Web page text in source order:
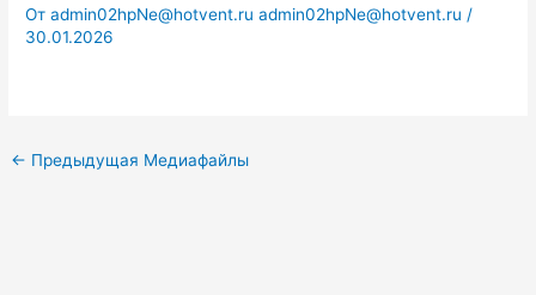
Отadmin02hpNe@hotvent.ru admin02hpNe@hotvent.ru /
30.01.2026
← Предыдущая Медиафайлы